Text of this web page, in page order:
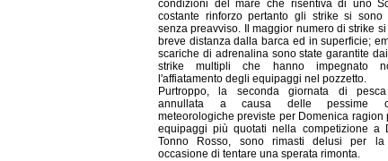
condizioni del mare che risentiva di uno
costante rinforzo pertanto gli strike si sono
senza preavviso. Il maggior numero di strike
breve distanza dalla barca ed in superficie;
scariche di adrenalina sono state garantite
strike multipli che hanno impegnato
l'affiatamento degli equipaggi nel pozzetto.
Purtroppo, la seconda giornata di
annullata a causa delle pessime
meteorologiche previste per Domenica ragion
equipaggi più quotati nella competizione a
Tonno Rosso, sono rimasti delusi per la
occasione di tentare una sperata rimonta.